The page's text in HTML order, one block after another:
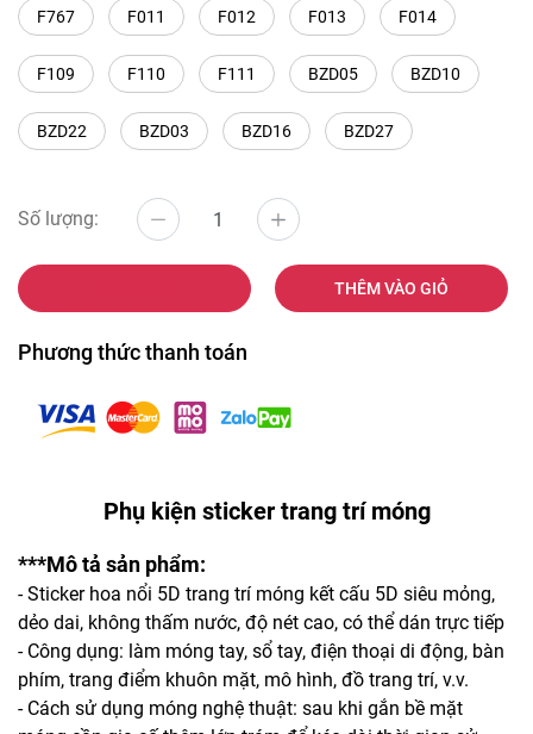
F767 F011 F012 F013 F014
F109 F110 F111 BZD05 BZD10
BZD22 BZD03 BZD16 BZD27
Số lượng:
THÊM VÀO GIỎ
Phương thức thanh toán
Phụ kiện sticker trang trí móng
***Mô tả sản phẩm:
- Sticker hoa nổi 5D trang trí móng kết cấu 5D siêu mỏng,
dẻo dai, không thấm nước, độ nét cao, có thể dán trực tiếp
- Công dụng: làm móng tay, sổ tay, điện thoại di động, bàn
phím, trang điểm khuôn mặt, mô hình, đồ trang trí, v.v.
- Cách sử dụng móng nghệ thuật: sau khi gắn bề mặt